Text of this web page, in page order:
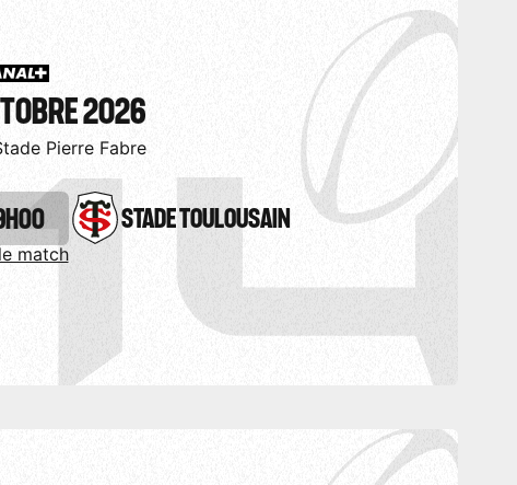
2026
Pierre Fabre
match
STADE TOULOUSAIN